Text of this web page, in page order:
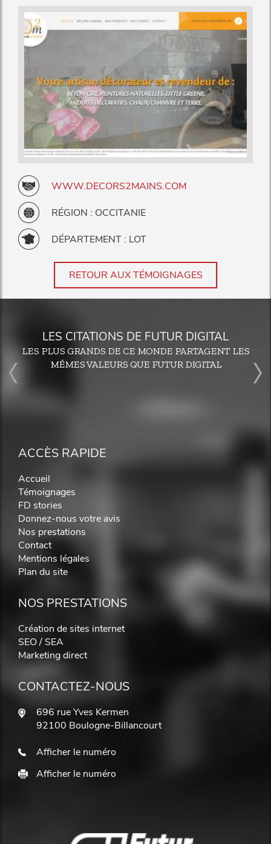
WWW.DECORS2MAINS.COM
RÉGION : OCCITANIE
DÉPARTEMENT : LOT
RETOUR AUX TÉMOIGNAGES
LES CITATIONS DE FUTUR DIGITAL
LES PLUS GRANDS DE CE MONDE PARTAGENT LES
MÊMES VALEURS QUE FUTUR DIGITAL
ACCÈS RAPIDE
Accueil
Témoignages
FD stories
Donnez-nous votre avis
Nos prestations
Contact
Mentions légales
Plan du site
NOS PRESTATIONS
Création de sites internet
SEO / SEA
Marketing direct
CONTACTEZ-NOUS
696 rue Yves Kermen
92100 Boulogne-Billancourt
Afficher le numéro
Afficher le numéro